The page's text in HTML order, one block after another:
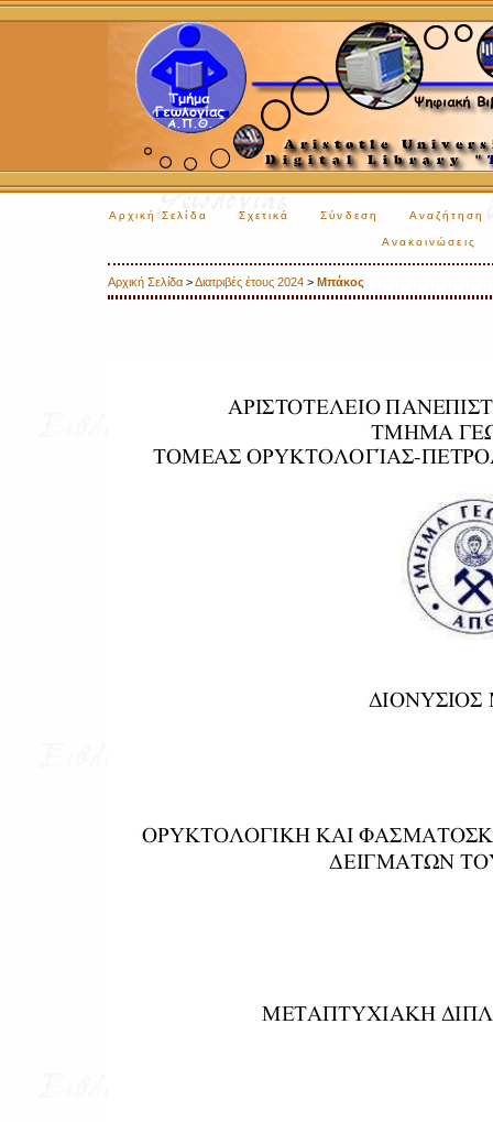
Αρχική Σελίδα Σχετικά Σύνδεση Αναζήτηση
Ανακοινώσεις
Αρχική Σελίδα >Διατριβές έτους 2024 > Μπάκος